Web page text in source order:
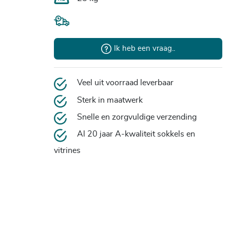
Ik heb een vraag..
Veel uit voorraad leverbaar
Sterk in maatwerk
Snelle en zorgvuldige verzending
Al 20 jaar A-kwaliteit sokkels en
vitrines